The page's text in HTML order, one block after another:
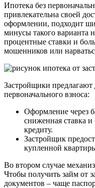
Ипотека без
привлекательна своей
оформлении, подходит
минусы такого варианта
процентные ставки и
мошенников или
Застройщики предлагают
первоначального взноса:
Оформление через
сниженная ставка
кредиту.
Застройщик
купленной
Во втором случае
Чтобы получить займ от
документов – чаще